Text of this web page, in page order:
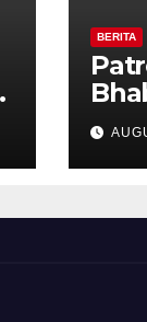
BERITA
dan